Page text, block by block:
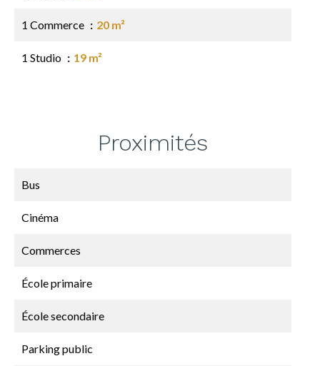
1 Commerce 20 m²
1 Studio 19 m²
Proximités
Bus
Cinéma
Commerces
École primaire
École secondaire
Parking public